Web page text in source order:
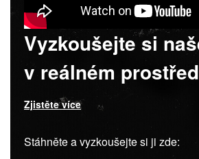
Vyzkoušejte si
v reálném
Zjistěte více
Stáhněte a vyzkoušejte si ji zde: